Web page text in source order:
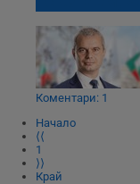
Коментари: 1
Начало
⟨⟨
1
⟩⟩
Край